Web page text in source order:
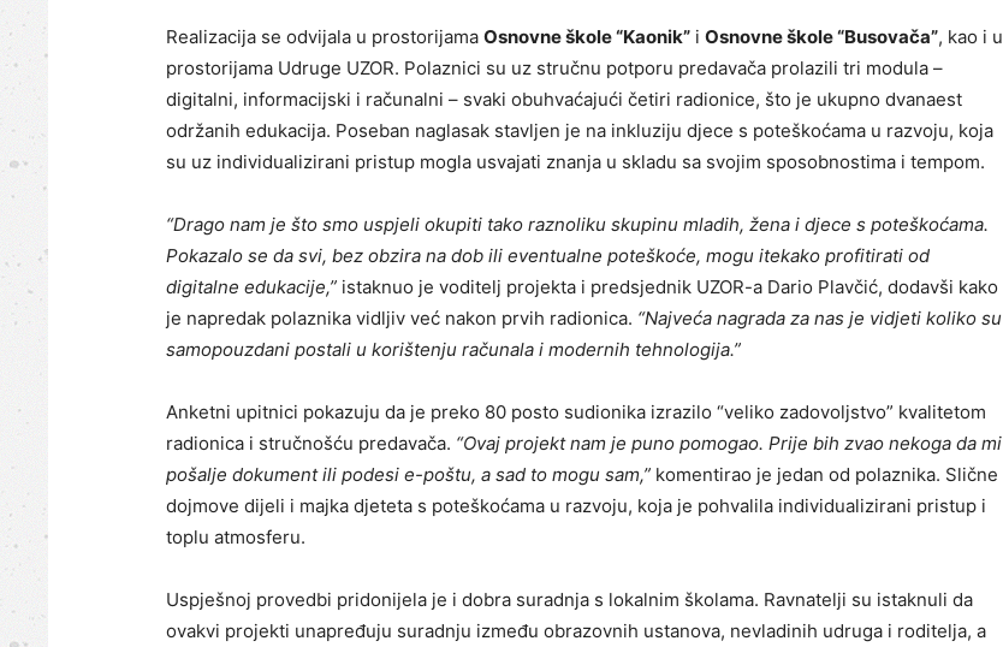
Realizacija se odvijala u prostorijama Osnovne škole “Kaonik” i Osnovne škole “Busovača”, kao i u
prostorijama Udruge UZOR. Polaznici su uz stručnu potporu predavača prolazili tri modula –
digitalni, informacijski i računalni – svaki obuhvaćajući četiri radionice, što je ukupno dvanaest
održanih edukacija. Poseban naglasak stavljen je na inkluziju djece s poteškoćama u razvoju, koja
su uz individualizirani pristup mogla usvajati znanja u skladu sa svojim sposobnostima i tempom.
“Drago nam je što smo uspjeli okupiti tako raznoliku skupinu mladih, žena i djece s poteškoćama.
Pokazalo se da svi, bez obzira na dob ili eventualne poteškoće, mogu itekako profitirati od
digitalne edukacije,” istaknuo je voditelj projekta i predsjednik UZOR-a Dario Plavčić, dodavši kako
je napredak polaznika vidljiv već nakon prvih radionica. “Najveća nagrada za nas je vidjeti koliko su
samopouzdani postali u korištenju računala i modernih tehnologija.”
Anketni upitnici pokazuju da je preko 80 posto sudionika izrazilo “veliko zadovoljstvo” kvalitetom
radionica i stručnošću predavača. “Ovaj projekt nam je puno pomogao. Prije bih zvao nekoga da mi
pošalje dokument ili podesi e-poštu, a sad to mogu sam,” komentirao je jedan od polaznika. Slične
dojmove dijeli i majka djeteta s poteškoćama u razvoju, koja je pohvalila individualizirani pristup i
toplu atmosferu.
Uspješnoj provedbi pridonijela je i dobra suradnja s lokalnim školama. Ravnatelji su istaknuli da
ovakvi projekti unapređuju suradnju između obrazovnih ustanova, nevladinih udruga i roditelja, a